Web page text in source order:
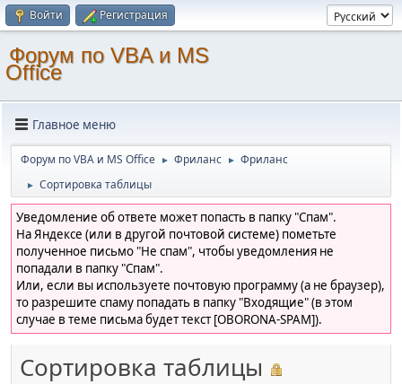
Войти Регистрация
Форум по VBA и MS
Office
Главное меню
Форум по VBA и MS Office ► Фриланс ► Фриланс
► Сортировка таблицы
Уведомление об ответе может попасть в папку "Спам".
На Яндексе (или в другой почтовой системе) пометьте
полученное письмо "Не спам", чтобы уведомления не
попадали в папку "Спам".
Или, если вы используете почтовую программу (а не браузер),
то разрешите спаму попадать в папку "Входящие" (в этом
случае в теме письма будет текст [OBORONA-SPAM]).
Сортировка таблицы